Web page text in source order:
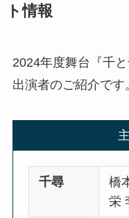
ト情報
2024年度舞台『千
出演者のご紹介です
千尋
橋
栄